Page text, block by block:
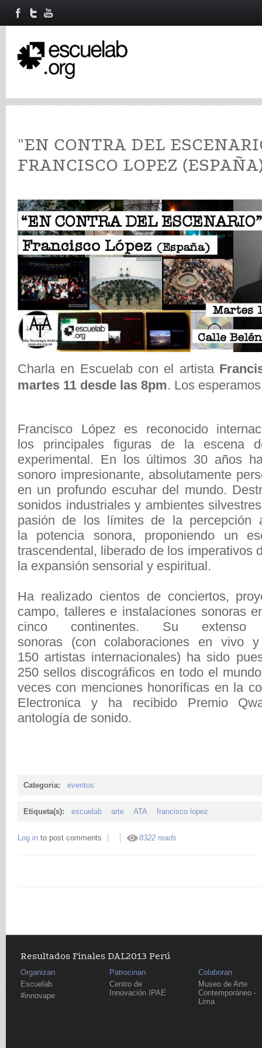
"EN CONTRA DEL
FRANCISCO LOPEZ
Charla en Escuelab con el artista
martes 11 desde las 8pm. Los
Francisco López es reconocido
los principales figuras de la escena
experimental. En los últimos 30 años
sonoro impresionante, absolutamente
en un profundo escuhar del mundo.
sonidos industriales y ambientes
pasión de los límites de la percepción
la potencia sonora, proponiendo un
trascendental, liberado de los imperativos
la expansión sensorial y espiritual.
Ha realizado cientos de conciertos,
campo, talleres e instalaciones sonoras
cinco continentes. Su
sonoras (con colaboraciones en vivo
150 artistas internacionales) ha sido
250 sellos discográficos en todo el
veces con menciones honoríficas en la
Electronica y ha recibido Premio
antología de sonido.
Categoria: eventos
Etiqueta(s): escuelab arte ATA francisco lopez
Log in to post comments 8322 reads
Resultados Finales DAL2013 Perú
Organizan
Escuelab
#innovape
Patrocinan
Centro de
Innovación IPAE
Colaboran
Museo de Arte
Contemporáneo -
Lima